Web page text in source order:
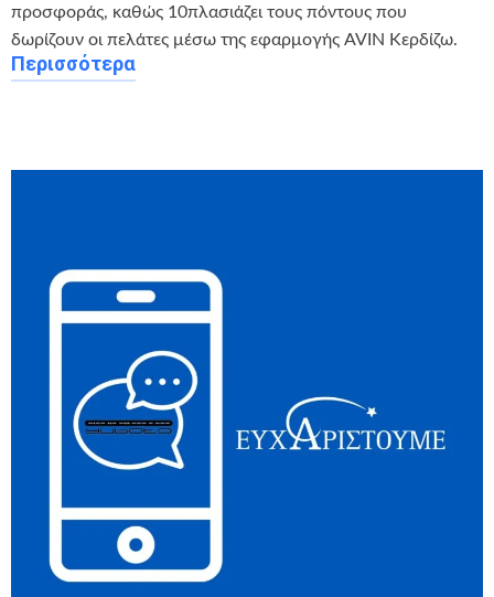
προσφοράς, καθώς 10πλασιάζει τους πόντους που
δωρίζουν οι πελάτες μέσω της εφαρμογής AVIN Κερδίζω.
Περισσότερα